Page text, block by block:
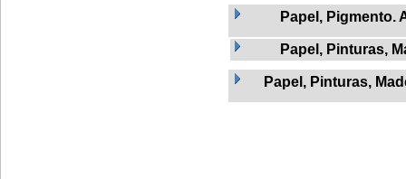
Papel, Pigmento.
Papel, Pinturas,
Papel, Pinturas,